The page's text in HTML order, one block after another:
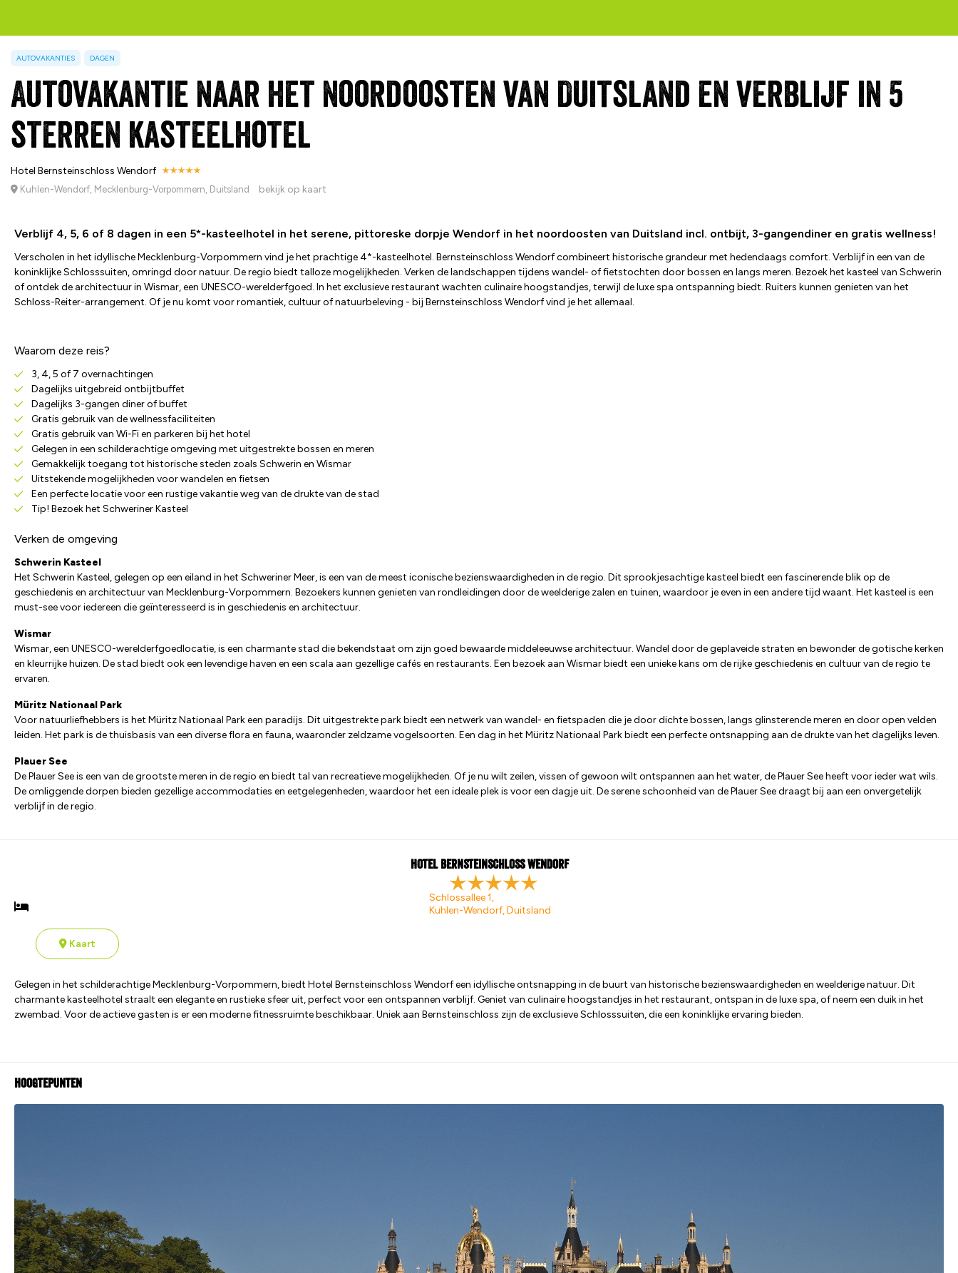
AUTOVAKANTIES DAGEN
Autovakantie naar het noordoosten van Duitsland en verblijf in 5
sterren kasteelhotel
Hotel Bernsteinschloss Wendorf
Kuhlen-Wendorf, Mecklenburg-Vorpommern, Duitsland bekijk op kaart
Verblijf 4, 5, 6 of 8 dagen in een 5*-kasteelhotel in het serene, pittoreske dorpje Wendorf in het noordoosten van Duitsland incl. ontbijt, 3-gangendiner en gratis wellness!
Verscholen in het idyllische Mecklenburg-Vorpommern vind je het prachtige 4*-kasteelhotel. Bernsteinschloss Wendorf combineert historische grandeur met hedendaags comfort. Verblijf in een van de
koninklijke Schlosssuiten, omringd door natuur. De regio biedt talloze mogelijkheden. Verken de landschappen tijdens wandel- of fietstochten door bossen en langs meren. Bezoek het kasteel van Schwerin
of ontdek de architectuur in Wismar, een UNESCO-werelderfgoed. In het exclusieve restaurant wachten culinaire hoogstandjes, terwijl de luxe spa ontspanning biedt. Ruiters kunnen genieten van het
Schloss-Reiter-arrangement. Of je nu komt voor romantiek, cultuur of natuurbeleving - bij Bernsteinschloss Wendorf vind je het allemaal.
Waarom deze reis?
3, 4, 5 of 7 overnachtingen
Dagelijks uitgebreid ontbijtbuffet
Dagelijks 3-gangen diner of buffet
Gratis gebruik van de wellnessfaciliteiten
Gratis gebruik van Wi-Fi en parkeren bij het hotel
Gelegen in een schilderachtige omgeving met uitgestrekte bossen en meren
Gemakkelijk toegang tot historische steden zoals Schwerin en Wismar
Uitstekende mogelijkheden voor wandelen en fietsen
Een perfecte locatie voor een rustige vakantie weg van de drukte van de stad
Tip! Bezoek het Schweriner Kasteel
Verken de omgeving
Schwerin Kasteel
Het Schwerin Kasteel, gelegen op een eiland in het Schweriner Meer, is een van de meest iconische bezienswaardigheden in de regio. Dit sprookjesachtige kasteel biedt een fascinerende blik op de
geschiedenis en architectuur van Mecklenburg-Vorpommern. Bezoekers kunnen genieten van rondleidingen door de weelderige zalen en tuinen, waardoor je even in een andere tijd waant. Het kasteel is een
must-see voor iedereen die geïnteresseerd is in geschiedenis en architectuur.
Wismar
Wismar, een UNESCO-werelderfgoedlocatie, is een charmante stad die bekendstaat om zijn goed bewaarde middeleeuwse architectuur. Wandel door de geplaveide straten en bewonder de gotische kerken
en kleurrijke huizen. De stad biedt ook een levendige haven en een scala aan gezellige cafés en restaurants. Een bezoek aan Wismar biedt een unieke kans om de rijke geschiedenis en cultuur van de regio te
ervaren.
Müritz Nationaal Park
Voor natuurliefhebbers is het Müritz Nationaal Park een paradijs. Dit uitgestrekte park biedt een netwerk van wandel- en fietspaden die je door dichte bossen, langs glinsterende meren en door open velden
leiden. Het park is de thuisbasis van een diverse flora en fauna, waaronder zeldzame vogelsoorten. Een dag in het Müritz Nationaal Park biedt een perfecte ontsnapping aan de drukte van het dagelijks leven.
Plauer See
De Plauer See is een van de grootste meren in de regio en biedt tal van recreatieve mogelijkheden. Of je nu wilt zeilen, vissen of gewoon wilt ontspannen aan het water, de Plauer See heeft voor ieder wat wils.
De omliggende dorpen bieden gezellige accommodaties en eetgelegenheden, waardoor het een ideale plek is voor een dagje uit. De serene schoonheid van de Plauer See draagt bij aan een onvergetelijk
verblijf in de regio.
Hotel Bernsteinschloss Wendorf
Schlossallee 1,
Kuhlen-Wendorf, Duitsland
Kaart
Gelegen in het schilderachtige Mecklenburg-Vorpommern, biedt Hotel Bernsteinschloss Wendorf een idyllische ontsnapping in de buurt van historische bezienswaardigheden en weelderige natuur. Dit
charmante kasteelhotel straalt een elegante en rustieke sfeer uit, perfect voor een ontspannen verblijf. Geniet van culinaire hoogstandjes in het restaurant, ontspan in de luxe spa, of neem een duik in het
zwembad. Voor de actieve gasten is er een moderne fitnessruimte beschikbaar. Uniek aan Bernsteinschloss zijn de exclusieve Schlosssuiten, die een koninklijke ervaring bieden.
Hoogtepunten